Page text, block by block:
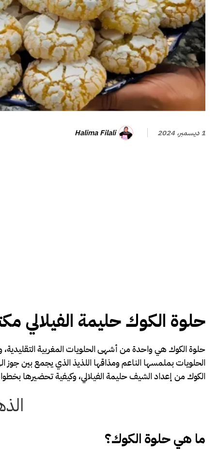
1 ديسمبر، 2024 Halima Filali
حلوة الكوك حليمة الفيلالي
حلوة الكوك هي واحدة من أشهى الحلويات المغربية
الحلويات بملمسها الناعم ومذاقها اللذيذ الذي يجمع بين جوز
الكوك من إعداد الشيف حليمة الفيلالي، وكيفية تحضيرها
ما هي حلوة الكوك؟